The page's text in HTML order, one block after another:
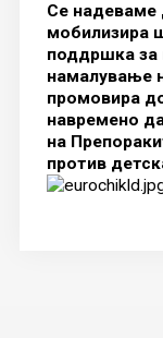
Се надеваме
мобилизира
поддршка за
намалување
промовира
навремено
на
против